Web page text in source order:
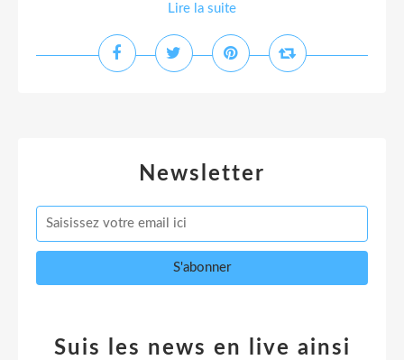
Lire la suite
Newsletter
Suis les news en live ainsi